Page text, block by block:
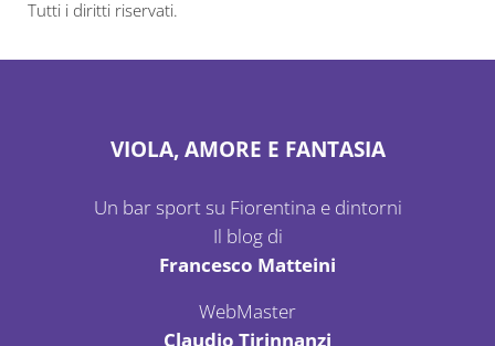
Tutti i diritti riservati.
VIOLA, AMORE E FANTASIA
Un bar sport su Fiorentina e dintorni
Il blog di
Francesco Matteini
WebMaster
Claudio Tirinnanzi